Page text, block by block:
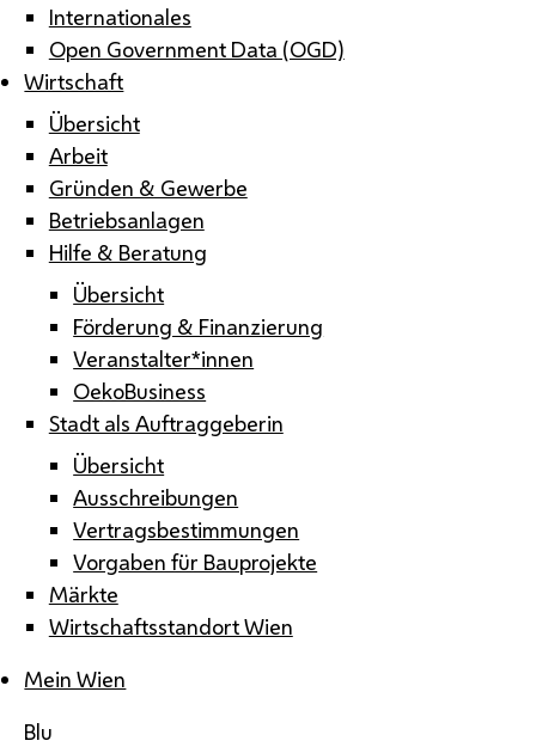
Internationales
Open Government Data (OGD)
Wirtschaft
Übersicht
Arbeit
Gründen & Gewerbe
Betriebsanlagen
Hilfe & Beratung
Übersicht
Förderung & Finanzierung
Veranstalter*innen
OekoBusiness
Stadt als Auftraggeberin
Übersicht
Ausschreibungen
Vertragsbestimmungen
Vorgaben für Bauprojekte
Märkte
Wirtschaftsstandort Wien
Mein Wien
Blu